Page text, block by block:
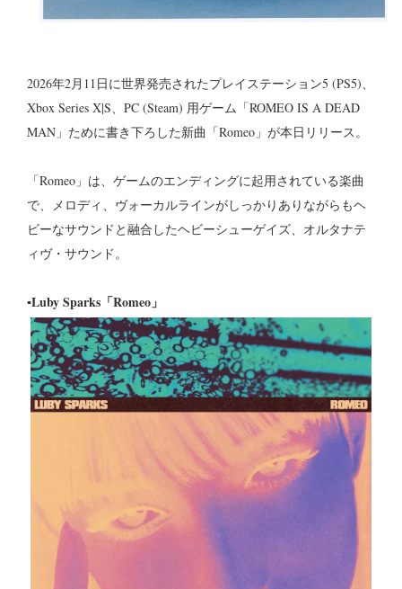
2026年2月11日に世界発売されたプレイステーション5 (PS5)、
Xbox Series X|S、PC (Steam) 用ゲーム「ROMEO IS A DEAD
MAN」ために書き下ろした新曲「Romeo」が本日リリース。
「Romeo」は、ゲームのエンディングに起用されている楽曲
で、メロディ、ヴォーカルラインがしっかりありながらもヘ
ビーなサウンドと融合したヘビーシューゲイズ、オルタナテ
ィヴ・サウンド。
▪︎Luby Sparks「Romeo」